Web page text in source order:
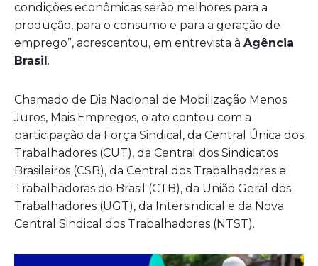
condições econômicas serão melhores para a
produção, para o consumo e para a geração de
emprego”, acrescentou, em entrevista à Agência
Brasil .
Chamado de Dia Nacional de Mobilização Menos
Juros, Mais Empregos, o ato contou com a
participação da Força Sindical, da Central Única dos
Trabalhadores (CUT), da Central dos Sindicatos
Brasileiros (CSB), da Central dos Trabalhadores e
Trabalhadoras do Brasil (CTB), da União Geral dos
Trabalhadores (UGT), da Intersindical e da Nova
Central Sindical dos Trabalhadores (NTST).